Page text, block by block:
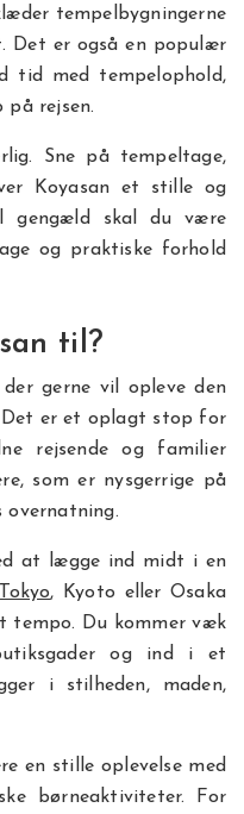
tempelbygningerne
Det er også en populær
tid med tempelophold,
rejsen.
Sne på tempeltage,
Koyasan et stille og
gengæld skal du være
og praktiske forhold
til?
gerne vil opleve den
Det er et oplagt stop for
rejsende og familier
som er nysgerrige på
overnatning.
at lægge ind midt i en
Tokyo, Kyoto eller Osaka
tempo. Du kommer væk
og ind i et
i stilheden, maden,
en stille oplevelse med
børneaktiviteter. For